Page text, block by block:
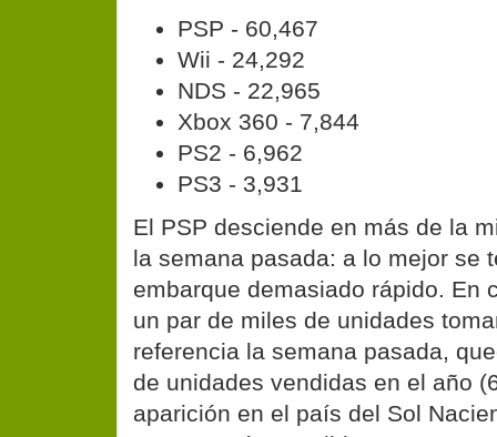
PSP - 60,467
Wii - 24,292
NDS - 22,965
Xbox 360 - 7,844
PS2 - 6,962
PS3 - 3,931
El PSP desciende en más de la
la semana pasada: a lo mejor se
embarque demasiado rápido. En
un par de miles de unidades
referencia la semana pasada,
de unidades vendidas en el año
aparición en el país del Sol